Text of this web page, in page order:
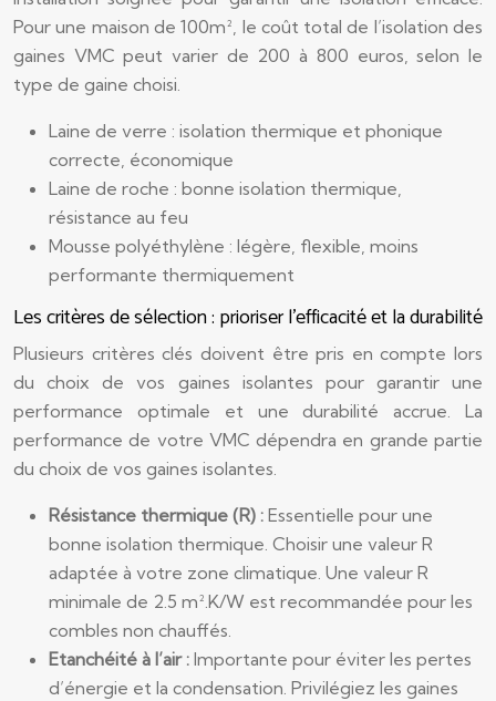
Pour une maison de 100m², le coût total de l’isolation des
gaines VMC peut varier de 200 à 800 euros, selon le
type de gaine choisi.
Laine de verre : isolation thermique et phonique
correcte, économique
Laine de roche : bonne isolation thermique,
résistance au feu
Mousse polyéthylène : légère, flexible, moins
performante thermiquement
Les critères de sélection : prioriser l’efficacité et la durabilité
Plusieurs critères clés doivent être pris en compte lors
du choix de vos gaines isolantes pour garantir une
performance optimale et une durabilité accrue. La
performance de votre VMC dépendra en grande partie
du choix de vos gaines isolantes.
Résistance thermique (R) : Essentielle pour une
bonne isolation thermique. Choisir une valeur R
adaptée à votre zone climatique. Une valeur R
minimale de 2.5 m².K/W est recommandée pour les
combles non chauffés.
Etanchéité à l’air : Importante pour éviter les pertes
d’énergie et la condensation. Privilégiez les gaines